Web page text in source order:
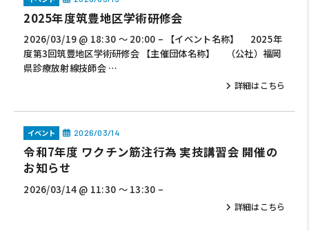
2025年度筑豊地区学術研修会
2026/03/19 @ 18:30 ～ 20:00 – 【イベント名称】 2025年
度第3回筑豊地区学術研修会 【主催団体名称】 （公社）福岡
県診療放射線技師会 …
詳細はこちら
イベント 2026/03/14
令和7年度 ワクチン筋注行為 実技講習会 開催の
お知らせ
2026/03/14 @ 11:30 ～ 13:30 –
詳細はこちら